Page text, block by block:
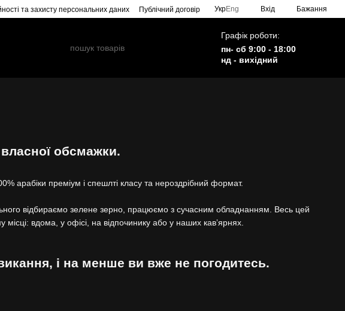
та захисту персональних даних Публічний договір УкрEng Вхід Бажання
Графік роботи:
пн- сб 9:00 - 18:00
нд - вихідний
обсмажки.
арабіки преміум і спешлті класу та нероздрібний формат.
відбираємо зелене зерно, працюємо з сучасним обладнанням. Весь цей
вдома, у офісі, на відпочинику або у наших кавʼярнях.
і на менше ви вже не погодитесь.